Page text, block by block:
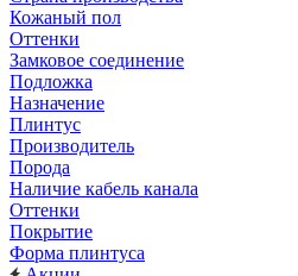
Кожаный пол
Оттенки
Замковое соединение
Подложка
Назначение
Плинтус
Производитель
Порода
Наличие кабель канала
Оттенки
Покрытие
Форма плинтуса